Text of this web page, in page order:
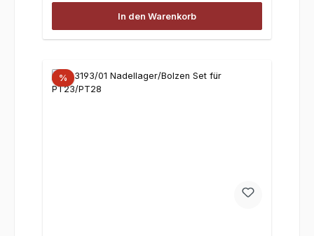
In den Warenkorb
%